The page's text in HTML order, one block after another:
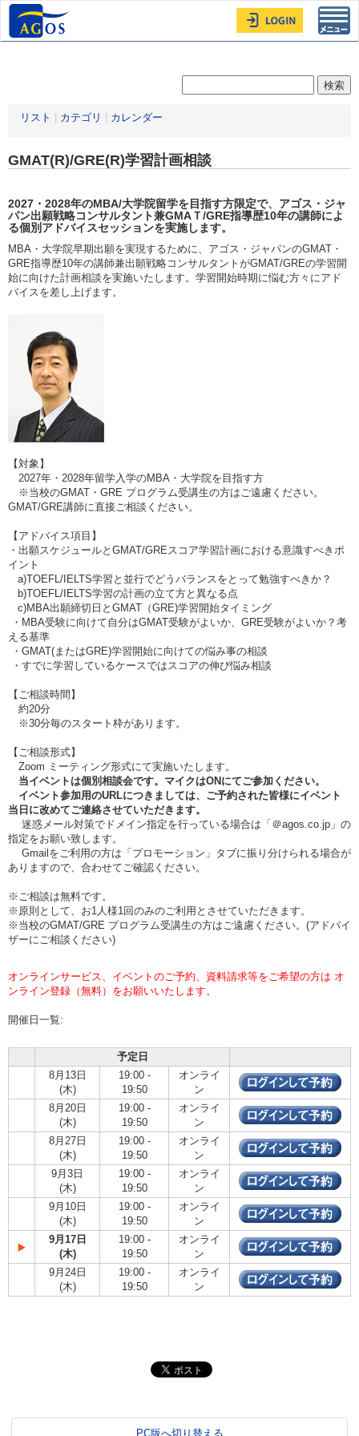
リスト カテゴリ カレンダー
GMAT(R)/GRE(R)学習計画相談
2027・2028年のMBA/大学院留学を目指す方限定で、アゴス・ジャ
パン出願戦略コンサルタント兼GMAＴ/GRE指導歴10年の講師によ
る個別アドバイスセッションを実施します。
MBA・大学院早期出願を実現するために、アゴス・ジャパンのGMAT・
GRE指導歴10年の講師兼出願戦略コンサルタントがGMAT/GREの学習開
始に向けた計画相談を実施いたします。学習開始時期に悩む方々にアド
バイスを差し上げます。
【対象】
2027年・2028年留学入学のMBA・大学院を目指す方
※当校のGMAT・GRE プログラム受講生の方はご遠慮ください。
GMAT/GRE講師に直接ご相談ください。
【アドバイス項目】
・出願スケジュールとGMAT/GREスコア学習計画における意識すべきポ
イント
a)TOEFL/IELTS学習と並行でどうバランスをとって勉強すべきか？
b)TOEFL/IELTS学習の計画の立て方と異なる点
c)MBA出願締切日とGMAT（GRE)学習開始タイミング
・MBA受験に向けて自分はGMAT受験がよいか、GRE受験がよいか？考
える基準
・GMAT(またはGRE)学習開始に向けての悩み事の相談
・すでに学習しているケースではスコアの伸び悩み相談
【ご相談時間】
約20分
※30分毎のスタート枠があります。
【ご相談形式】
Zoom ミーティング形式にて実施いたします。
当イベントは個別相談会です。マイクはONにてご参加ください。
イベント参加用のURLにつきましては、ご予約された皆様にイベント
当日に改めてご連絡させていただきます。
迷惑メール対策でドメイン指定を行っている場合は「＠agos.co.jp」の
指定をお願い致します。
Gmailをご利用の方は「プロモーション」タブに振り分けられる場合が
ありますので、合わせてご確認ください。
※ご相談は無料です。
※原則として、お1人様1回のみのご利用とさせていただきます。
※当校のGMAT/GRE プログラム受講生の方はご遠慮ください。(アドバイ
ザーにご相談ください)
オンラインサービス、イベントのご予約、資料請求等をご希望の方は オ
ンライン登録（無料）をお願いいたします。
開催日一覧:
予定日
8月13日
(木)
19:00 -
19:50
オンライ
ン
8月20日
(木)
19:00 -
19:50
オンライ
ン
8月27日
(木)
19:00 -
19:50
オンライ
ン
9月3日
(木)
19:00 -
19:50
オンライ
ン
9月10日
(木)
19:00 -
19:50
オンライ
ン
9月17日
(木)
19:00 -
19:50
オンライ
ン
9月24日
(木)
19:00 -
19:50
オンライ
ン
PC版へ切り替える